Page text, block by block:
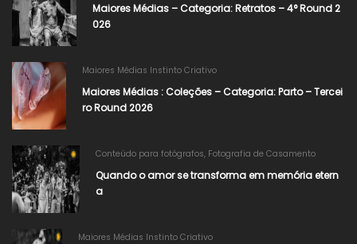
Maiores Médias – Categoria: Retratos – 4° Round 2
026​
Maiores Médias Instinto Criativo
Maiores Médias : Coleções – Categoria: Parto – Tercei
ro Round 2026
Conteúdo para fotógrafos, Fotografia de Casamento
Quando o amor se transforma em memória etern
a
Maiores Médias Instinto Criativo